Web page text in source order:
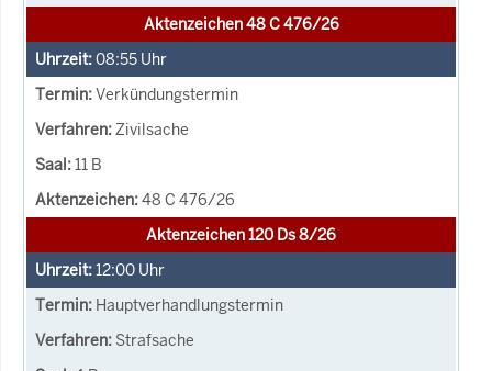
Aktenzeichen 48 C 476/26
08:55 Uhr
Verkündungstermin
Zivilsache
11 B
48 C 476/26
Aktenzeichen 120 Ds 8/26
12:00 Uhr
Hauptverhandlungstermin
Strafsache